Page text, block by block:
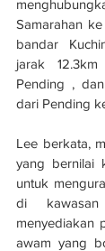
Samarahan
bandar
jarak
Pending ,
dari Pending
Lee berkata,
yang bernilai
untuk
di
menyediakan
awam yang